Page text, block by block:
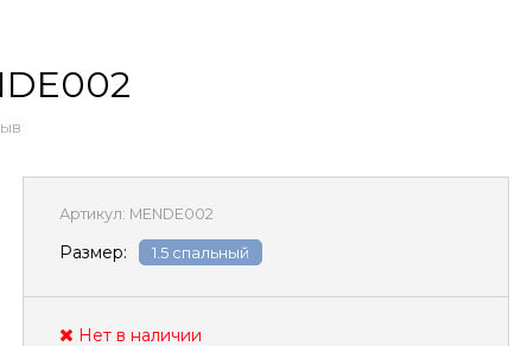
Артикул: MENDE002
Размер: 1.5 спальный
Нет в наличии